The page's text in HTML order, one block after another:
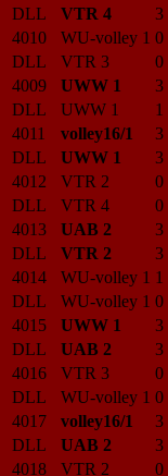
DLL
VTR 4 3
4010
WU-volley 1 0
DLL
VTR 3 0
4009
UWW 1 3
DLL
UWW 1 1
4011
volley16/1 3
DLL
UWW 1 3
4012
VTR 2 0
DLL
VTR 4 0
4013
UAB 2 3
DLL
VTR 2 3
4014
WU-volley 1 1
DLL
WU-volley 1 0
4015
UWW 1 3
DLL
UAB 2 3
4016
VTR 3 0
DLL
WU-volley 1 0
4017
volley16/1 3
DLL
UAB 2 3
4018
VTR 2 0